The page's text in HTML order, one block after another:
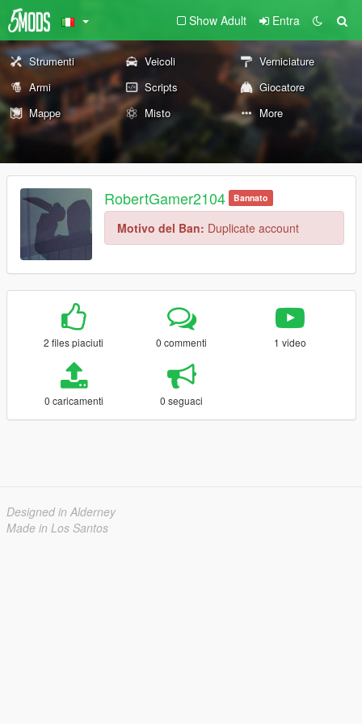
Show Adult Entra
Strumenti Veicoli
Verniciature
Armi
Scripts
Giocatore
Mappe
Misto More
RobertGamer2104 Bannato
Motivo del Ban: Duplicate account
2 files piaciuti 0 commenti 1 video
0 caricamenti 0 seguaci
Designed in Alderney
Made in Los Santos